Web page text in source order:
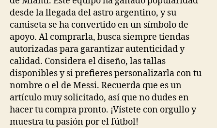
desde la llegada del astro argentino, y su
camiseta se ha convertido en un símbolo de
apoyo. Al comprarla, busca siempre tiendas
autorizadas para garantizar autenticidad y
calidad. Considera el diseño, las tallas
disponibles y si prefieres personalizarla con tu
nombre o el de Messi. Recuerda que es un
artículo muy solicitado, así que no dudes en
hacer tu compra pronto. ¡Vístete con orgullo y
muestra tu pasión por el fútbol!